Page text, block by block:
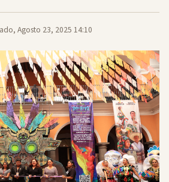
Agosto 23, 2025 14:10